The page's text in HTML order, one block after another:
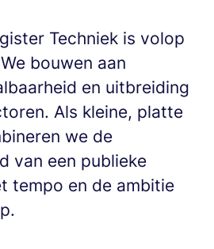
Techniek is volop
bouwen aan
en uitbreiding
Als kleine, platte
we de
van een publieke
tempo en de ambitie